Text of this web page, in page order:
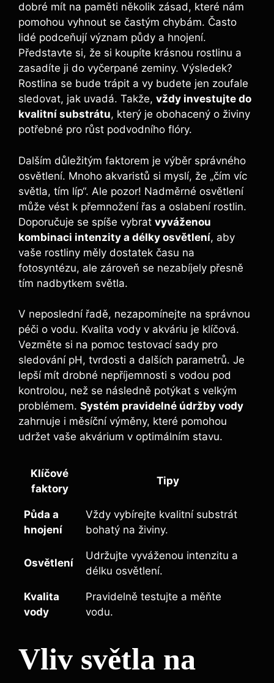
dobré ​mít na ⁣paměti ⁤několik‌ zásad, ​které nám
pomohou vyhnout se častým ‌chybám. Často
lidé podceňují význam půdy a hnojení.
Představte si, ​že ​si⁣ koupíte krásnou rostlinu ⁤a
⁣zasadíte⁢ ji do vyčerpané zeminy. Výsledek?
Rostlina‍ se bude ⁤trápit a vy⁢ budete jen​ zoufale
‌sledovat, jak uvadá. ⁤Takže, vždy investujte do
kvalitní substrátu, který je obohacený ⁣o‍ živiny
potřebné pro růst‌ podvodního flóry.
Dalším důležitým⁤ faktorem je výběr​ správného
‌osvětlení.⁣ Mnoho akvaristů si myslí, ​že „čím⁢ víc
světla, tím líp“. Ale pozor! Nadměrné osvětlení
‍může vést k přemnožení řas a oslabení rostlin.
Doporučuje⁢ se⁢ spíše vybrat‍ vyváženou‍
kombinaci intenzity a délky⁢ osvětlení, aby
vaše rostliny měly dostatek ⁤času na
fotosyntézu, ale zároveň se nezabíjely přesně
⁣tím nadbytkem světla.⁢
V neposlední​ řadě, nezapomínejte na‍ správnou
péči ‌o vodu. Kvalita vody⁤ v ​akváriu je klíčová.
Vezměte si na pomoc testovací sady pro
sledování⁢ pH, tvrdosti a dalších parametrů. Je
lepší mít drobné nepříjemnosti s vodou pod
kontrolou, než se následně potýkat s velkým
‌problémem. Systém pravidelné údržby vody
zahrnuje i měsíční výměny, ⁣které pomohou
udržet vaše akvárium​ v ⁢optimálním stavu.
Klíčové‌
faktory
Tipy
Půda a
‍hnojení
Vždy vybírejte kvalitní substrát
⁤bohatý na živiny.
Osvětlení
Udržujte vyváženou⁣ intenzitu a
délku osvětlení.
Kvalita
vody
Pravidelně testujte a měňte
vodu.
Vliv světla na⁣